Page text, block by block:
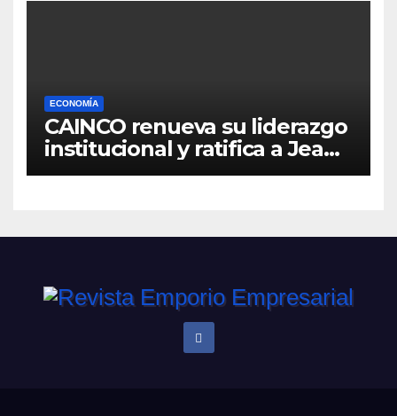
ECONOMÍA
CAINCO renueva su liderazgo
institucional y ratifica a Jean
Pierre Antelo para una nueva